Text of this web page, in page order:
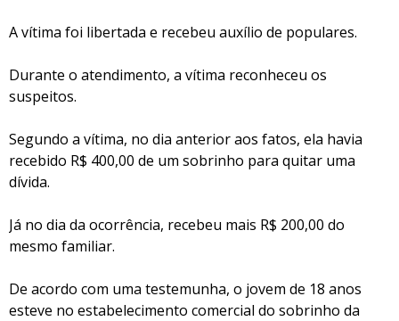
A vítima foi libertada e recebeu auxílio de populares.
Durante o atendimento, a vítima reconheceu os
suspeitos.
Segundo a vítima, no dia anterior aos fatos, ela havia
recebido R$ 400,00 de um sobrinho para quitar uma
dívida.
Já no dia da ocorrência, recebeu mais R$ 200,00 do
mesmo familiar.
De acordo com uma testemunha, o jovem de 18 anos
esteve no estabelecimento comercial do sobrinho da